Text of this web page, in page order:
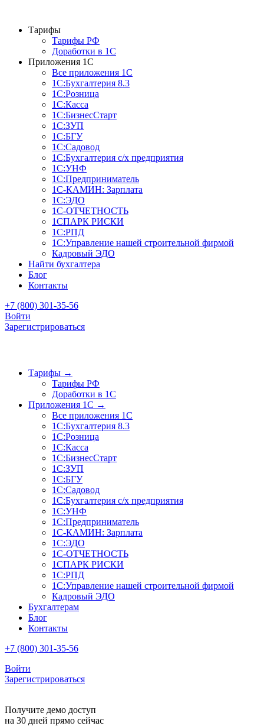
Тарифы
Тарифы РФ
Доработки в 1C
Приложения 1С
Все приложения 1С
1С:Бухгалтерия 8.3
1С:Розница
1С:Касса
1С:БизнесСтарт
1С:ЗУП
1С:БГУ
1С:Садовод
1С:Бухгалтерия с/х предприятия
1С:УНФ
1С:Предприниматель
1С-КАМИН: Зарплата
1С:ЭДО
1С-ОТЧЕТНОСТЬ
1СПАРК РИСКИ
1С:РПД
1С:Управление нашей строительной фирмой
Кадровый ЭДО
Найти бухгалтера
Блог
Контакты
+7 (800) 301-35-56
Войти
Зарегистрироваться
Тарифы →
Тарифы РФ
Доработки в 1C
Приложения 1C →
Все приложения 1С
1С:Бухгалтерия 8.3
1С:Розница
1С:Касса
1С:БизнесСтарт
1С:ЗУП
1С:БГУ
1С:Садовод
1С:Бухгалтерия с/х предприятия
1С:УНФ
1С:Предприниматель
1С-КАМИН: Зарплата
1С:ЭДО
1С-ОТЧЕТНОСТЬ
1СПАРК РИСКИ
1С:РПД
1С:Управление нашей строительной фирмой
Кадровый ЭДО
Бухгалтерам
Блог
Контакты
+7 (800) 301-35-56
Войти
Зарегистрироваться
Получите демо доступ
на 30 дней прямо сейчас